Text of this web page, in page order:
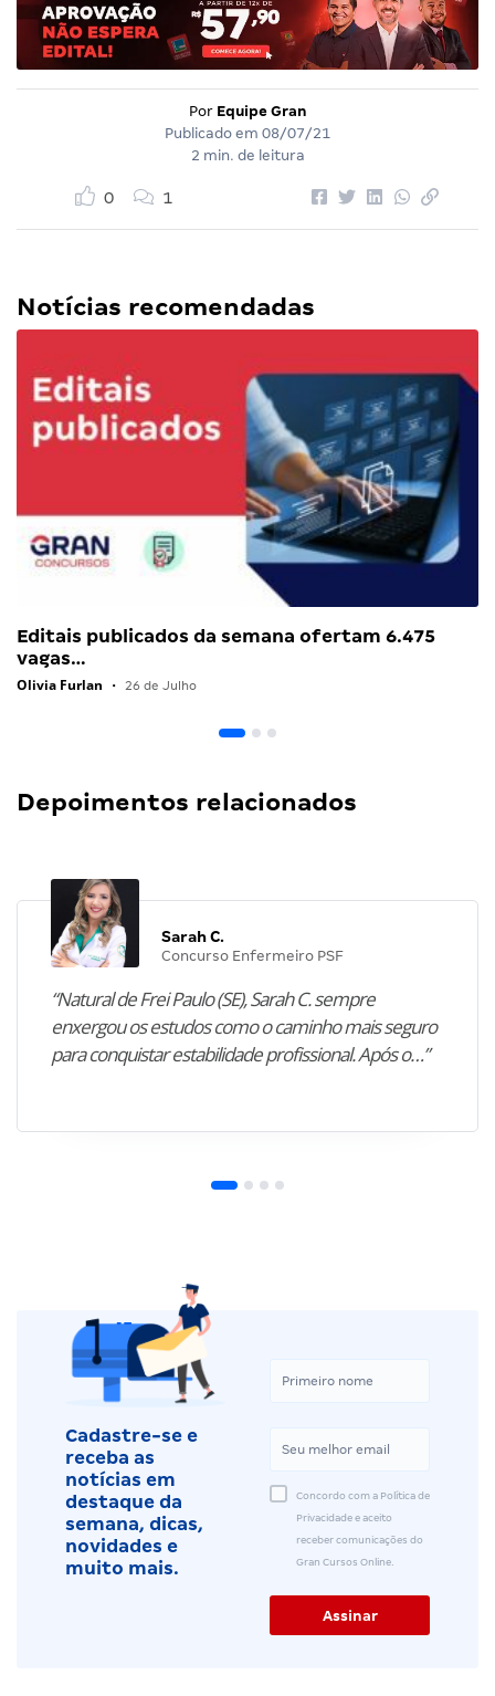
Por Equipe Gran
Publicado em 08/07/21
2 min. de leitura
0 1
Notícias recomendadas
Editais publicados da semana ofertam 6.475
vagas…
Olivia Furlan • 26 de Julho
Depoimentos relacionados
Sarah C.
Concurso Enfermeiro PSF
“Natural de Frei Paulo (SE), Sarah C. sempre
enxergou os estudos como o caminho mais seguro
para conquistar estabilidade profissional. Após o…”
Cadastre-se e
receba as
notícias em
destaque da
semana, dicas,
novidades e
muito mais.
Concordo com a Política de
Privacidade e aceito
receber comunicações do
Gran Cursos Online.